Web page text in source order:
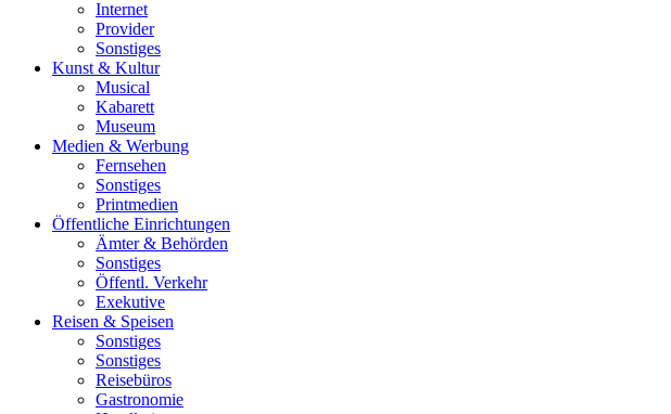
Internet
Provider
Sonstiges
Kunst & Kultur
Musical
Kabarett
Museum
Medien & Werbung
Fernsehen
Sonstiges
Printmedien
Öffentliche Einrichtungen
Ämter & Behörden
Sonstiges
Öffentl. Verkehr
Exekutive
Reisen & Speisen
Sonstiges
Sonstiges
Reisebüros
Gastronomie